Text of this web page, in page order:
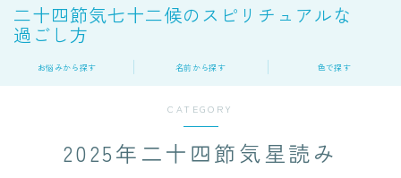
二十四節気七十二候のスピリチュアルな
過ごし方
お悩みから探す 名前から探す 色で探す
CATEGORY
2025年二十四節気星読み